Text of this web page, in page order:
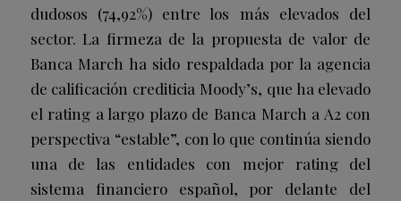
dudosos (74,92%) entre los más elevados del
sector. La firmeza de la propuesta de valor de
Banca March ha sido respaldada por la agencia
de calificación crediticia Moody’s, que ha elevado
el rating a largo plazo de Banca March a A2 con
perspectiva “estable”, con lo que continúa siendo
una de las entidades con mejor rating del
sistema financiero español, por delante del